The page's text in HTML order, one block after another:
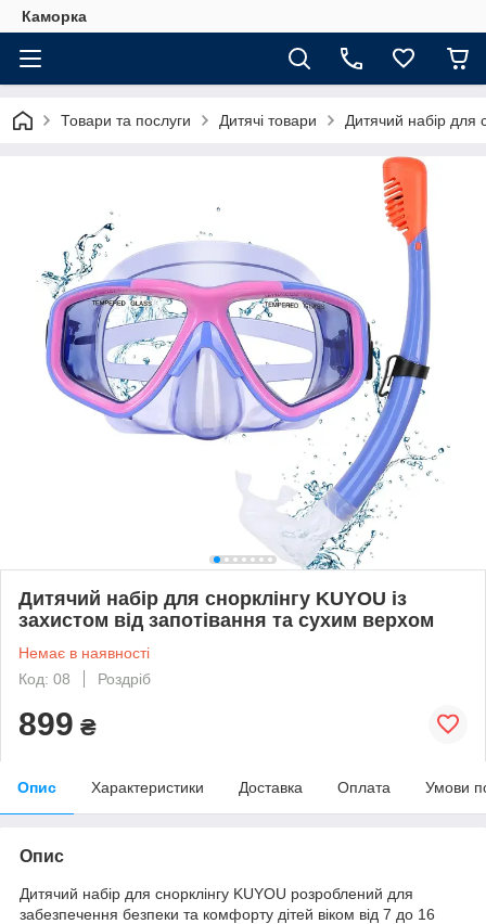
Каморка
Товари та послуги Дитячі товари Дитячий набір для
Дитячий набір для снорклінгу KUYOU із
захистом від запотівання та сухим верхом
Немає в наявності
Код: 08
Роздріб
899 ₴
Опис Характеристики Доставка Оплата Умови
Опис
Дитячий набір для снорклінгу KUYOU розроблений для
забезпечення безпеки та комфорту дітей віком від 7 до 16